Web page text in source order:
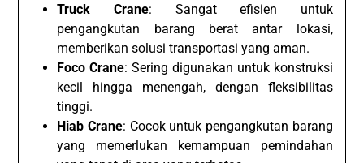
Truck Crane: Sangat efisien untuk
pengangkutan barang berat antar lokasi,
memberikan solusi transportasi yang aman.
Foco Crane: Sering digunakan untuk konstruksi
kecil hingga menengah, dengan fleksibilitas
tinggi.
Hiab Crane: Cocok untuk pengangkutan barang
yang memerlukan kemampuan pemindahan